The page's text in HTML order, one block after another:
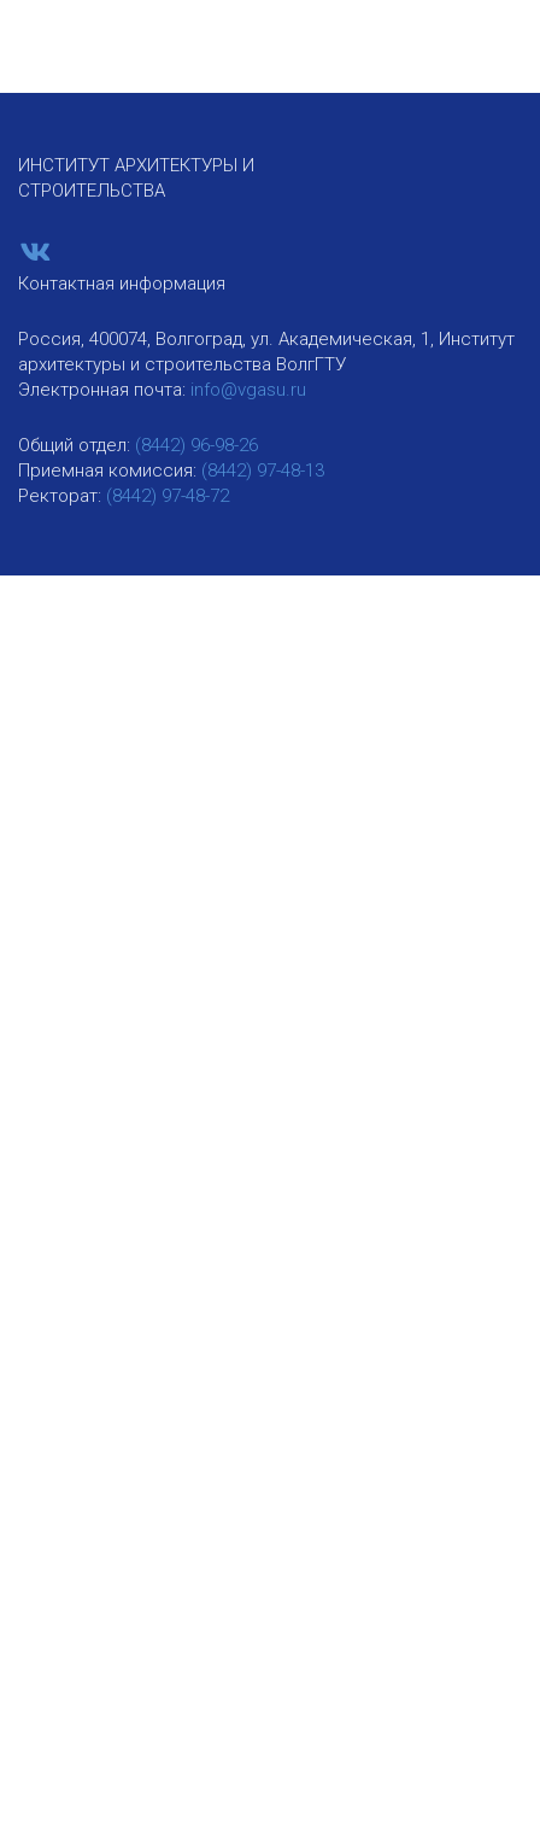
ИНСТИТУТ АРХИТЕКТУРЫ И
СТРОИТЕЛЬСТВА
Контактная информация
Россия, 400074, Волгоград, ул. Академическая, 1, Институт
архитектуры и строительства ВолгГТУ
Электронная почта: info@vgasu.ru
Общий отдел: (8442) 96-98-26
Приемная комиссия: (8442) 97-48-13
Ректорат: (8442) 97-48-72